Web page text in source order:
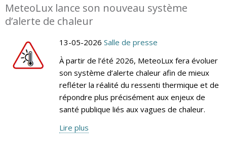
MeteoLux lance son nouveau système
d’alerte de chaleur
13-05-2026 Salle de presse
À partir de l’été 2026, MeteoLux fera évoluer
son système d’alerte chaleur afin de mieux
refléter la réalité du ressenti thermique et de
répondre plus précisément aux enjeux de
santé publique liés aux vagues de chaleur.
Lire plus